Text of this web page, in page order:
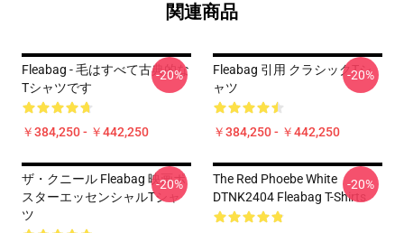
関連商品
Fleabag - 毛はすべて古典的な
Tシャツです
￥384,250 - ￥442,250
-20%
Fleabag 引用 クラシックTシ
ャツ
￥384,250 - ￥442,250
-20%
ザ・クニール Fleabag 映画ポ
スターエッセンシャルTシャ
ツ
-20%
The Red Phoebe White
DTNK2404 Fleabag T-Shirts
-20%